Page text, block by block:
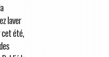
laver
cet été,